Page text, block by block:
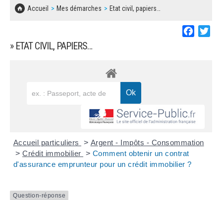
Accueil Mes démarches Etat civil, papiers…
» ETAT CIVIL, PAPIERS…
Accueil particuliers > Argent - Impôts - Consommation
> Crédit immobilier > Comment obtenir un contrat
d'assurance emprunteur pour un crédit immobilier ?
Question-réponse
CONCERTATIONS PUBLIQUES
SOLIDARITÉ, LOGEMENT
DECHETS
BESOIN D'UNE AIDE ?
LES ASSOCIATIONS
MARCHÉS PUBLICS
REGLEMENT LOCAL DE PUBLICITÉ
DECLARATION DE DEMARCHAGE
DOSSIER DE DEMANDE DE SUBVENTION
DEMANDE DE PRÊT DE MATERIEL
FICHE D'ORGANISATION MANIFESTATION